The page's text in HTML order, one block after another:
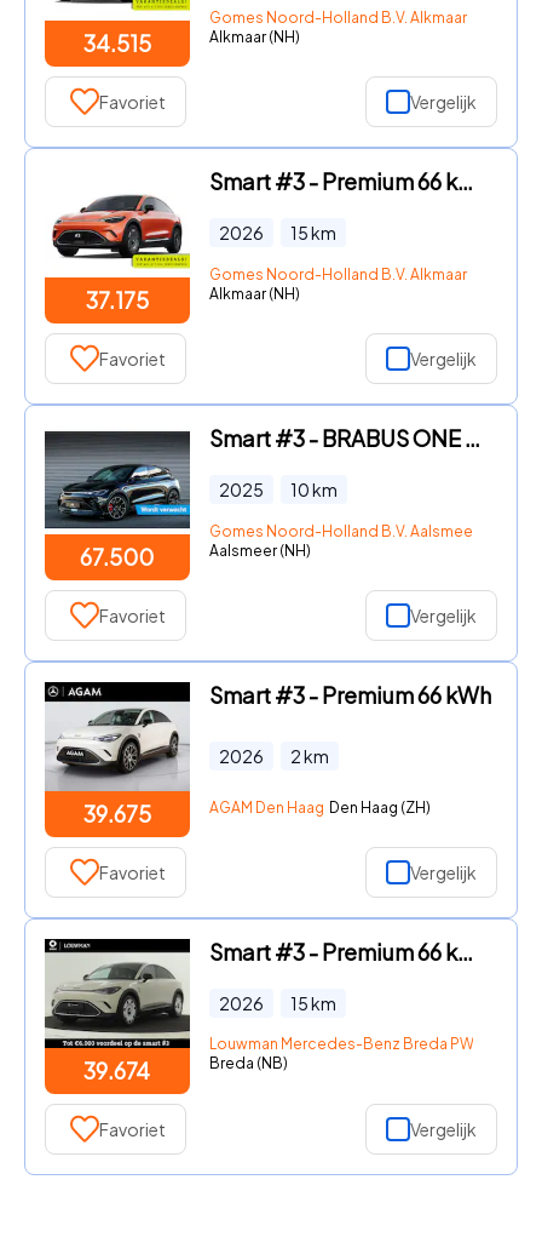
34.515
Gomes Noord-Holland B.V. Alkmaar
Alkmaar (NH)
Favoriet Vergelijk
37.175
Smart #3 - Premium 66 kWh VAKANTIE DEALS! | Van € 43.175, - voor € 37.1
2026 15km
Gomes Noord-Holland B.V. Alkmaar
Alkmaar (NH)
Favoriet Vergelijk
67.500
Smart #3 - BRABUS ONE OF BRABUS PLUS PAKKET | 428PK | FULL OPTIONS | 0-
2025 10km
Gomes Noord-Holland B.V. Aalsmeer
Aalsmeer (NH)
Favoriet Vergelijk
39.675
Smart #3 - Premium 66 kWh
2026 2km
AGAM Den Haag Den Haag (ZH)
Favoriet Vergelijk
39.674
Smart #3 - Premium 66 kWh | Beats audiosysteem | Warmtepomp | Head-up d
2026 15km
Louwman Mercedes-Benz Breda PW
Breda (NB)
Favoriet Vergelijk